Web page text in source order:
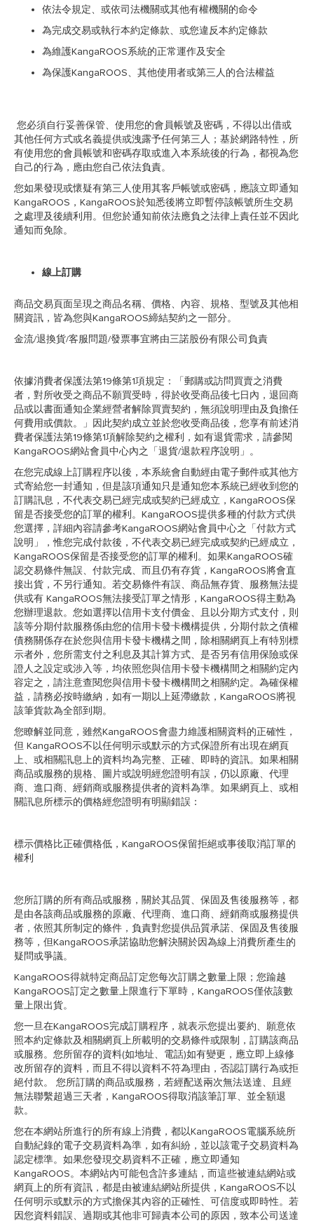
依法令規定、或依司法機關或其他有權機關的命令
為完成交易或執行本約定條款、或您違反本約定條款
為維護KangaROOS系統的正常運作及安全
為保護KangaROOS、其他使用者或第三人的合法權益
您必須自行妥善保管、使用您的會員帳號及密碼，不得以出借或
其他任何方式或名義提供或洩露予任何第三人；基於網路特性，所
有使用您的會員帳號和密碼存取或進入本系統後的行為，都視為您
自己的行為，應由您自己依法負責。
您如果發現或懷疑有第三人使用其客戶帳號或密碼，應該立即通知
KangaROOS，KangaROOS於知悉後將立即暫停該帳號所生交易
之處理及後續利用。但您於通知前依法應負之法律上責任並不因此
通知而免除。
線上訂購
商品交易頁面呈現之商品名稱、價格、內容、規格、型號及其他相
關資訊，皆為您與KangaROOS締結契約之一部分。
金流/退換貨/客服問題/發票事宜將由三諾股份有限公司負責
依據消費者保護法第19條第1項規定：「郵購或訪問買賣之消費
者，對所收受之商品不願買受時，得於收受商品後七日內，退回商
品或以書面通知企業經營者解除買賣契約，無須說明理由及負擔任
何費用或價款。」因此契約成立並於您收受商品後，您享有前述消
費者保護法第19條第1項解除契約之權利，如有退貨需求，請參閱
KangaROOS網站會員中心內之「退貨/退款程序說明」。
在您完成線上訂購程序以後，本系統會自動經由電子郵件或其他方
式寄給您一封通知，但是該項通知只是通知您本系統已經收到您的
訂購訊息，不代表交易已經完成或契約已經成立，KangaROOS保
留是否接受您的訂單的權利。KangaROOS提供多種的付款方式供
您選擇，詳細內容請參考KangaROOS網站會員中心之「付款方式
說明」，惟您完成付款後，不代表交易已經完成或契約已經成立，
KangaROOS保留是否接受您的訂單的權利。如果KangaROOS確
認交易條件無誤、付款完成、而且仍有存貨，KangaROOS將會直
接出貨，不另行通知。若交易條件有誤、商品無存貨、服務無法提
供或有 KangaROOS無法接受訂單之情形，KangaROOS得主動為
您辦理退款。您如選擇以信用卡支付價金、且以分期方式支付，則
該等分期付款服務係由您的信用卡發卡機構提供，分期付款之債權
債務關係存在於您與信用卡發卡機構之間，除相關網頁上有特別標
示者外，您所需支付之利息及其計算方式、是否另有信用保險或保
證人之設定或涉入等，均依照您與信用卡發卡機構間之相關約定內
容定之，請注意查閱您與信用卡發卡機構間之相關約定。為確保權
益，請務必按時繳納，如有一期以上延滯繳款，KangaROOS將視
該筆貨款為全部到期。
您瞭解並同意，雖然KangaROOS會盡力維護相關資料的正確性，
但 KangaROOS不以任何明示或默示的方式保證所有出現在網頁
上、或相關訊息上的資料均為完整、正確、即時的資訊。如果相關
商品或服務的規格、圖片或說明經您證明有誤，仍以原廠、代理
商、進口商、經銷商或服務提供者的資料為準。如果網頁上、或相
關訊息所標示的價格經您證明有明顯錯誤：
標示價格比正確價格低，KangaROOS保留拒絕或事後取消訂單的
權利
您所訂購的所有商品或服務，關於其品質、保固及售後服務等，都
是由各該商品或服務的原廠、代理商、進口商、經銷商或服務提供
者，依照其所制定的條件，負責對您提供品質承諾、保固及售後服
務等，但KangaROOS承諾協助您解決關於因為線上消費所產生的
疑問或爭議。
KangaROOS得就特定商品訂定您每次訂購之數量上限；您踰越
KangaROOS訂定之數量上限進行下單時，KangaROOS僅依該數
量上限出貨。
您一旦在KangaROOS完成訂購程序，就表示您提出要約、願意依
照本約定條款及相關網頁上所載明的交易條件或限制，訂購該商品
或服務。您所留存的資料(如地址、電話)如有變更，應立即上線修
改所留存的資料，而且不得以資料不符為理由，否認訂購行為或拒
絕付款。 您所訂購的商品或服務，若經配送兩次無法送達、且經
無法聯繫超過三天者，KangaROOS得取消該筆訂單、並全額退
款。
您在本網站所進行的所有線上消費，都以KangaROOS電腦系統所
自動紀錄的電子交易資料為準，如有糾紛，並以該電子交易資料為
認定標準。如果您發現交易資料不正確，應立即通知
KangaROOS。本網站內可能包含許多連結，而這些被連結網站或
網頁上的所有資訊，都是由被連結網站所提供，KangaROOS不以
任何明示或默示的方式擔保其內容的正確性、可信度或即時性。若
因您資料錯誤、過期或其他非可歸責本公司的原因，致本公司送達